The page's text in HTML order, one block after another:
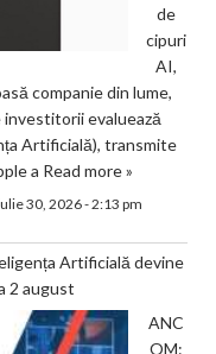
de
cipuri
AI,
companie din lume,
investitorii evaluează
Artificială), transmite
a Read more »
30, 2026 - 2:13 pm
Artificială devine
2 august
ANC
OM: